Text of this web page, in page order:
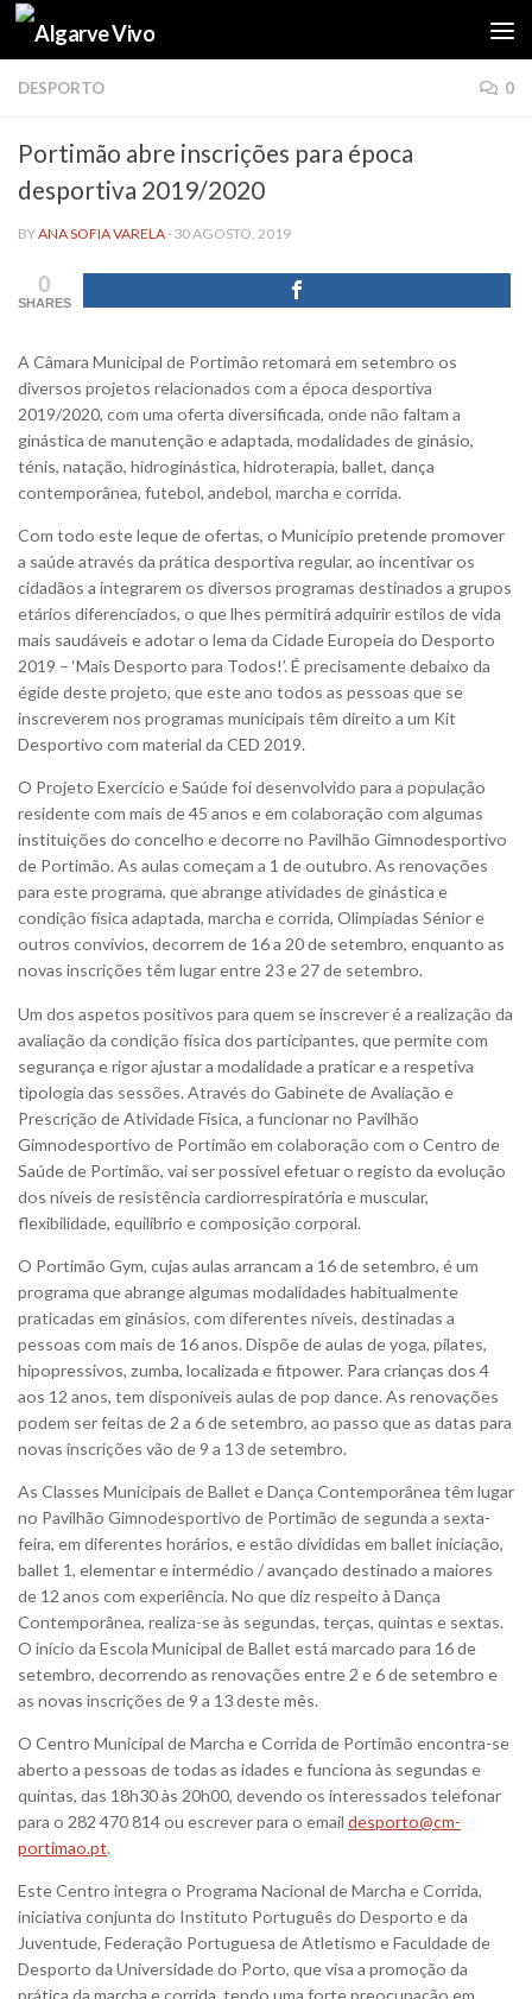
Skip to content
DESPORTO 0
Portimão abre inscrições para época
desportiva 2019/2020
BYANA SOFIA VARELA · 30 AGOSTO, 2019
0
SHARES
A Câmara Municipal de Portimão retomará em setembro os
diversos projetos relacionados com a época desportiva
2019/2020, com uma oferta diversificada, onde não faltam a
ginástica de manutenção e adaptada, modalidades de ginásio,
ténis, natação, hidroginástica, hidroterapia, ballet, dança
contemporânea, futebol, andebol, marcha e corrida.
Com todo este leque de ofertas, o Município pretende promover
a saúde através da prática desportiva regular, ao incentivar os
cidadãos a integrarem os diversos programas destinados a grupos
etários diferenciados, o que lhes permitirá adquirir estilos de vida
mais saudáveis e adotar o lema da Cidade Europeia do Desporto
2019 – ‘Mais Desporto para Todos!’. É precisamente debaixo da
égide deste projeto, que este ano todos as pessoas que se
inscreverem nos programas municipais têm direito a um Kit
Desportivo com material da CED 2019.
O Projeto Exercício e Saúde foi desenvolvido para a população
residente com mais de 45 anos e em colaboração com algumas
instituições do concelho e decorre no Pavilhão Gimnodesportivo
de Portimão. As aulas começam a 1 de outubro. As renovações
para este programa, que abrange atividades de ginástica e
condição física adaptada, marcha e corrida, Olimpíadas Sénior e
outros convívios, decorrem de 16 a 20 de setembro, enquanto as
novas inscrições têm lugar entre 23 e 27 de setembro.
Um dos aspetos positivos para quem se inscrever é a realização da
avaliação da condição física dos participantes, que permite com
segurança e rigor ajustar a modalidade a praticar e a respetiva
tipologia das sessões. Através do Gabinete de Avaliação e
Prescrição de Atividade Física, a funcionar no Pavilhão
Gimnodesportivo de Portimão em colaboração com o Centro de
Saúde de Portimão, vai ser possível efetuar o registo da evolução
dos níveis de resistência cardiorrespiratória e muscular,
flexibilidade, equilíbrio e composição corporal.
O Portimão Gym, cujas aulas arrancam a 16 de setembro, é um
programa que abrange algumas modalidades habitualmente
praticadas em ginásios, com diferentes níveis, destinadas a
pessoas com mais de 16 anos. Dispõe de aulas de yoga, pilates,
hipopressivos, zumba, localizada e fitpower. Para crianças dos 4
aos 12 anos, tem disponíveis aulas de pop dance. As renovações
podem ser feitas de 2 a 6 de setembro, ao passo que as datas para
novas inscrições vão de 9 a 13 de setembro.
As Classes Municipais de Ballet e Dança Contemporânea têm lugar
no Pavilhão Gimnodesportivo de Portimão de segunda a sexta-
feira, em diferentes horários, e estão divididas em ballet iniciação,
ballet 1, elementar e intermédio / avançado destinado a maiores
de 12 anos com experiência. No que diz respeito à Dança
Contemporânea, realiza-se às segundas, terças, quintas e sextas.
O início da Escola Municipal de Ballet está marcado para 16 de
setembro, decorrendo as renovações entre 2 e 6 de setembro e
as novas inscrições de 9 a 13 deste mês.
O Centro Municipal de Marcha e Corrida de Portimão encontra-se
aberto a pessoas de todas as idades e funciona às segundas e
quintas, das 18h30 às 20h00, devendo os interessados telefonar
para o 282 470 814 ou escrever para o email desporto@cm-
portimao.pt.
Este Centro integra o Programa Nacional de Marcha e Corrida,
iniciativa conjunta do Instituto Português do Desporto e da
Juventude, Federação Portuguesa de Atletismo e Faculdade de
Desporto da Universidade do Porto, que visa a promoção da
prática da marcha e corrida, tendo uma forte preocupação em